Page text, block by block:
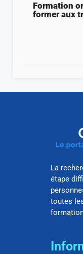
Formation
former aux
La
étape
toutes